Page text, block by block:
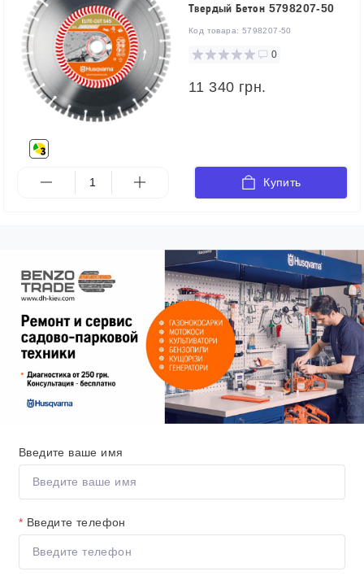
Твердый Бетон 5798207-50
Код товара: 5798207-50
0
11 340 грн.
Купить
Введите ваше имя
* Введите телефон